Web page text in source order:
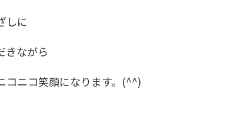
しに
きながら
ニコ笑顔になります。(^^)